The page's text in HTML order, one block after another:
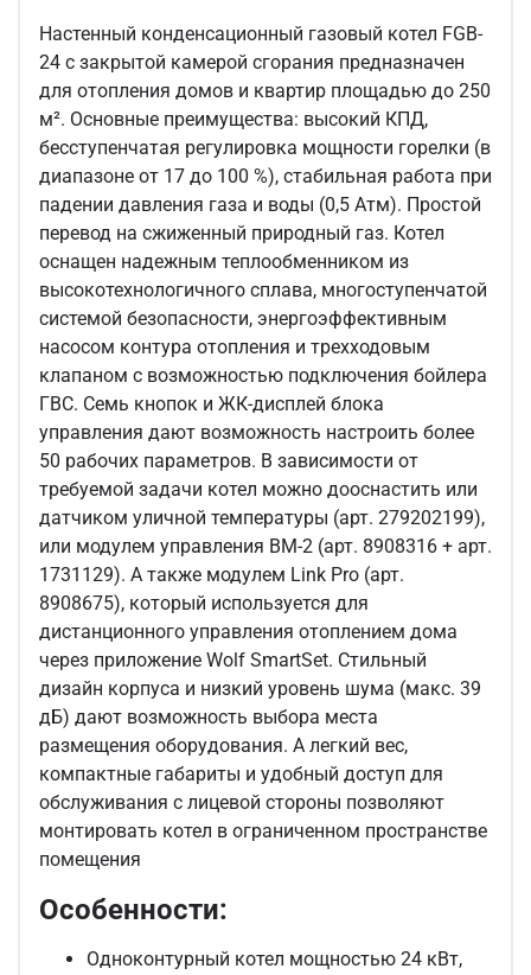
Настенный конденсационный газовый котел FGB-
24 с закрытой камерой сгорания предназначен
для отопления домов и квартир площадью до 250
м². Основные преимущества: высокий КПД,
бесступенчатая регулировка мощности горелки (в
диапазоне от 17 до 100 %), стабильная работа при
падении давления газа и воды (0,5 Атм). Простой
перевод на сжиженный природный газ. Котел
оснащен надежным теплообменником из
высокотехнологичного сплава, многоступенчатой
системой безопасности, энергоэффективным
насосом контура отопления и трехходовым
клапаном с возможностью подключения бойлера
ГВС. Семь кнопок и ЖК-дисплей блока
управления дают возможность настроить более
50 рабочих параметров. В зависимости от
требуемой задачи котел можно дооснастить или
датчиком уличной температуры (арт. 279202199),
или модулем управления BM-2 (арт. 8908316 + арт.
1731129). А также модулем Link Pro (арт.
8908675), который используется для
дистанционного управления отоплением дома
через приложение Wolf SmartSet. Стильный
дизайн корпуса и низкий уровень шума (макс. 39
дБ) дают возможность выбора места
размещения оборудования. А легкий вес,
компактные габариты и удобный доступ для
обслуживания с лицевой стороны позволяют
монтировать котел в ограниченном пространстве
помещения
Особенности:
Одноконтурный котел мощностью 24 кВт,